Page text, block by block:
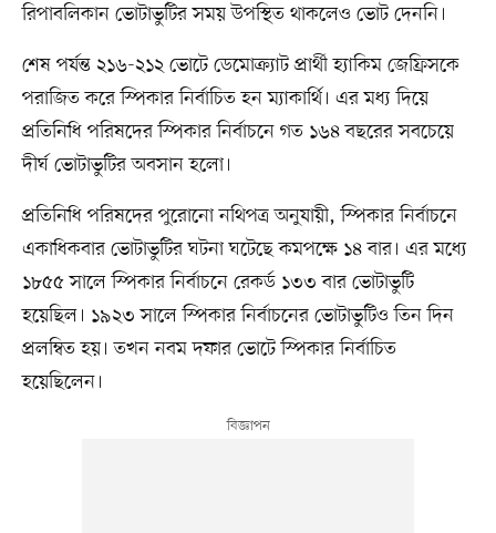
রিপাবলিকান ভোটাভুটির সময় উপস্থিত থাকলেও ভোট দেননি।
শেষ পর্যন্ত ২১৬-২১২ ভোটে ডেমোক্র্যাট প্রার্থী হ্যাকিম জেফ্রিসকে
পরাজিত করে স্পিকার নির্বাচিত হন ম্যাকার্থি। এর মধ্য দিয়ে
প্রতিনিধি পরিষদের স্পিকার নির্বাচনে গত ১৬৪ বছরের সবচেয়ে
দীর্ঘ ভোটাভুটির অবসান হলো।
প্রতিনিধি পরিষদের পুরোনো নথিপত্র অনুযায়ী, স্পিকার নির্বাচনে
একাধিকবার ভোটাভুটির ঘটনা ঘটেছে কমপক্ষে ১৪ বার। এর মধ্যে
১৮৫৫ সালে স্পিকার নির্বাচনে রেকর্ড ১৩৩ বার ভোটাভুটি
হয়েছিল। ১৯২৩ সালে স্পিকার নির্বাচনের ভোটাভুটিও তিন দিন
প্রলম্বিত হয়। তখন নবম দফার ভোটে স্পিকার নির্বাচিত
হয়েছিলেন।